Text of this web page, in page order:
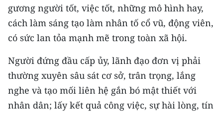
gương người tốt, việc tốt, những mô hình hay,
cách làm sáng tạo làm nhân tố cổ vũ, động viên,
có sức lan tỏa mạnh mẽ trong toàn xã hội.
Người đứng đầu cấp ủy, lãnh đạo đơn vị phải
thường xuyên sâu sát cơ sở, trân trọng, lắng
nghe và tạo mối liên hệ gắn bó mật thiết với
nhân dân; lấy kết quả công việc, sự hài lòng, tín